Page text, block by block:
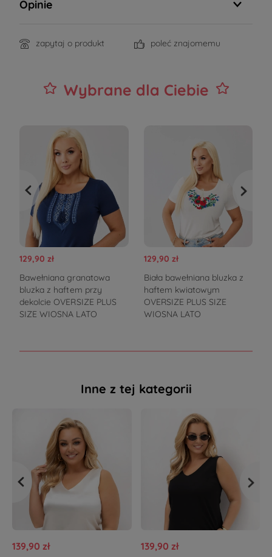
Opinie
zapytaj o produkt poleć znajomemu
Wybrane dla Ciebie
129,90 zł
Bawełniana granatowa
bluzka z haftem przy
dekolcie OVERSIZE PLUS
SIZE WIOSNA LATO
129,90 zł
Biała bawełniana bluzka z
haftem kwiatowym
OVERSIZE PLUS SIZE
WIOSNA LATO
Inne z tej kategorii
139,90 zł 139,90 zł